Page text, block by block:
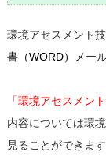
環境アセスメント
書（WORD）メー
「環境アセスメン
内容については環
見ることができます